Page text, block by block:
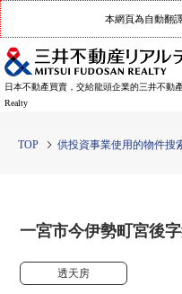
本網頁為自動翻
日本不動產買賣，交給龍頭企業的三井不動
Realty
TOP 供投資事業使用的物件搜
一宮市今伊勢町宮後
透天房